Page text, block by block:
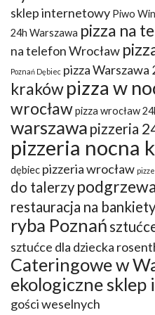
sklep internetowy Piwo
24h Warszawa pizza na
na telefon Wrocław
Poznań Dębiec pizza Warszawa
krakówpizza w
wrocławpizza wrocław
warszawa pizzeria
pizzeria nocna
dębiec pizzeria wrocław
do talerzy
restauracja na
ryba Poznań
sztućce dla dziecka
Cateringowe w
ekologiczne
gości weselnych